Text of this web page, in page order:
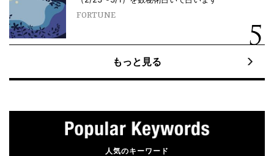
FORTUNE
もっと見る
人気のキーワード